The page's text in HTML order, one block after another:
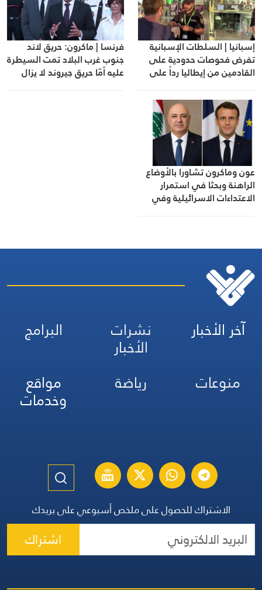
إسبانيا | السلطات الإسبانية
تفرض فحوصات حدودية على
القادمين من إيطاليا رداً على
فرنسا | ماكرون: حريق لاند
جنوب غرب البلاد تمت السيطرة
عليه أمّا حريق جيروند لا يزال
عون وماكرون تشاورا بالأوضاع
الراهنة وبحثا في استمرار
الاعتداءات الاسرائيلية وفي
آخر الأخبار نشرات
الأخبار
البرامج
منوعات
رياضة مواقع
وخدمات
الاشتراك للحصول على ملخص أسبوعي على بريدك
اشتراك